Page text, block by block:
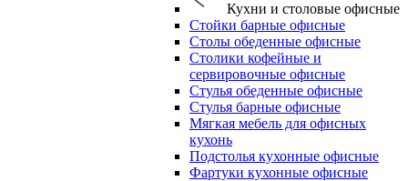
Кухни и столовые офисные
Стойки барные офисные
Столы обеденные офисные
Столики кофейные и
сервировочные офисные
Стулья обеденные офисные
Стулья барные офисные
Мягкая мебель для офисных
кухонь
Подстолья кухонные офисные
Фартуки кухонные офисные